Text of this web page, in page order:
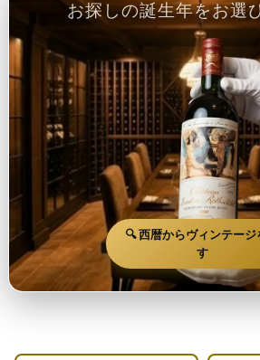
お探しの誕生年をお選
🔍 西暦からヴィンテージ
す